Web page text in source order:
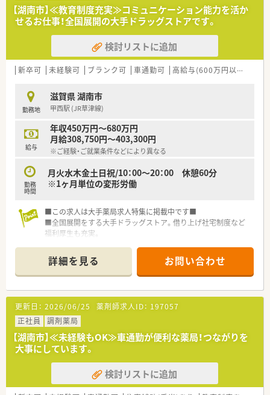
【湖南市】≪教育制度充実≫コミュニケーション能力を活か
せるお仕事！全国展開の大手ドラッグストアです。
検討リストに追加
新卒可 未経験可 ブランク可 車通勤可 高給与(600万円以上)
勤務地
滋賀県 湖南市
甲西駅 (JR草津線)
給与
年収450万円～680万円
月給308,750円～403,300円
※ご経験・ご就業条件などにより異なる
勤務
時間
月火水木金土日祝/10：00～20：00 休憩60分
※1ヶ月単位の変形労働
■この求人は大手薬局求人特集に掲載中です■
■全国展開をする大手ドラッグストア。借り上げ社宅制度など
福利厚生も充実。
収アップをお考えの方におススメの転職先です。
詳細を見る お問い合わせ
更新日： 2026/06/25 薬剤師求人ID： 197057
正社員
調剤薬局
【湖南市】≪未経験もOK≫車通勤が便利な薬局！つながりを
大事にしています。
検討リストに追加